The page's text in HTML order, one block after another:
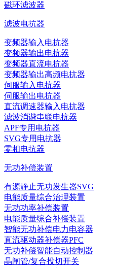
磁环滤波器
滤波电抗器
变频器输入电抗器
变频器输出电抗器
变频器直流电抗器
变频器输出高频电抗器
伺服输入电抗器
伺服输出电抗器
直流调速器输入电抗器
滤波消谐串联电抗器
APF专用电抗器
SVG专用电抗器
零相电抗器
无功补偿装置
有源静止无功发生器SVG
电能质量综合治理装置
无功功率补偿装置
电能质量综合补偿装置
智能无功补偿电力电容器
直流驱动器补偿器PFC
无功补偿智能自动控制器
晶闸管/复合投切开关